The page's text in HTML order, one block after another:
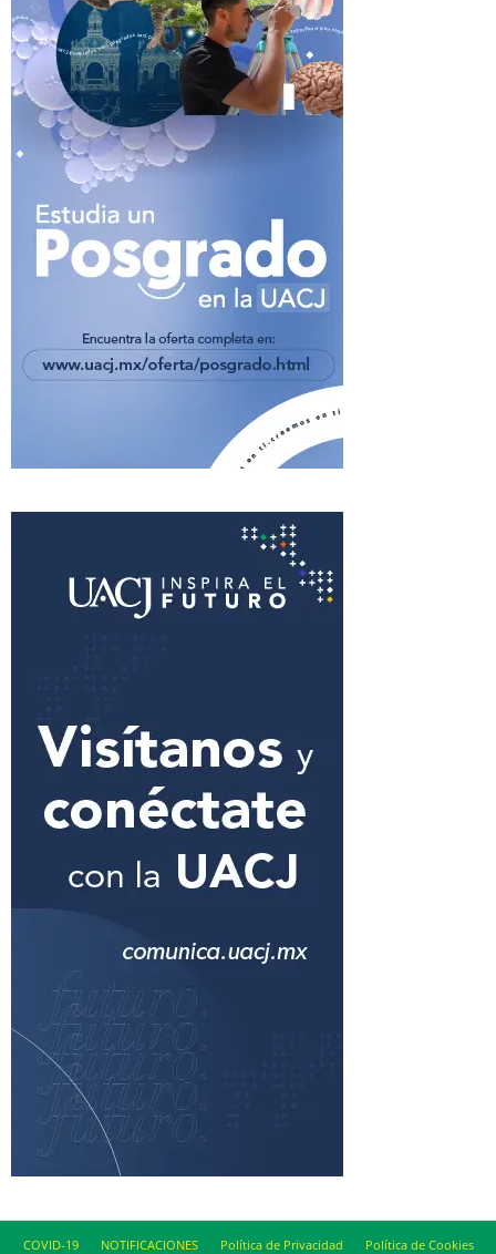
COVID-19 NOTIFICACIONES Política de Privacidad
Política de Cookies